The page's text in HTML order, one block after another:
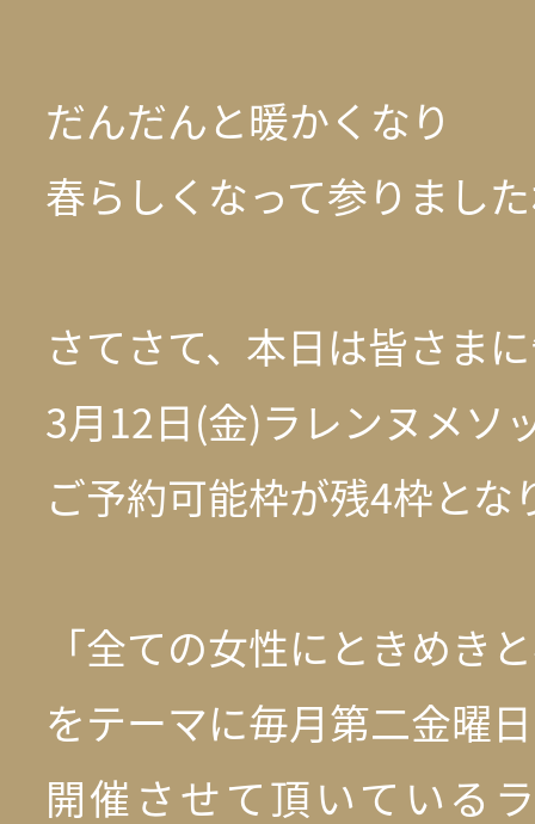
だんだんと暖かくなり
春らしくなって参りまし
さてさて、本日は皆さま
3月12日(金)ラレンヌメソ
ご予約可能枠が残4枠とな
「全ての女性にときめき
をテーマに毎月第二金曜
開催させて頂いている